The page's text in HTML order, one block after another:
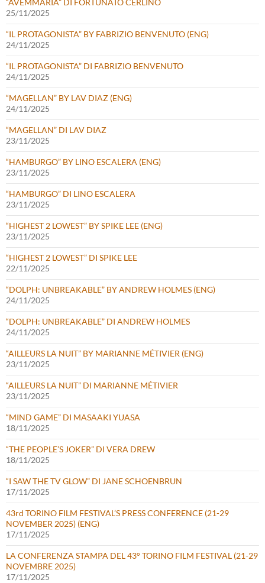
“AVEMMARIA” DI FORTUNATO CERLINO
25/11/2025
“IL PROTAGONISTA” BY FABRIZIO BENVENUTO (ENG)
24/11/2025
“IL PROTAGONISTA” DI FABRIZIO BENVENUTO
24/11/2025
“MAGELLAN” BY LAV DIAZ (ENG)
24/11/2025
“MAGELLAN” DI LAV DIAZ
23/11/2025
“HAMBURGO” BY LINO ESCALERA (ENG)
23/11/2025
“HAMBURGO” DI LINO ESCALERA
23/11/2025
“HIGHEST 2 LOWEST” BY SPIKE LEE (ENG)
23/11/2025
“HIGHEST 2 LOWEST” DI SPIKE LEE
22/11/2025
“DOLPH: UNBREAKABLE” BY ANDREW HOLMES (ENG)
24/11/2025
“DOLPH: UNBREAKABLE” DI ANDREW HOLMES
24/11/2025
“AILLEURS LA NUIT” BY MARIANNE MÉTIVIER (ENG)
23/11/2025
“AILLEURS LA NUIT” DI MARIANNE MÉTIVIER
23/11/2025
“MIND GAME” DI MASAAKI YUASA
18/11/2025
“THE PEOPLE’S JOKER” DI VERA DREW
18/11/2025
“I SAW THE TV GLOW” DI JANE SCHOENBRUN
17/11/2025
43rd TORINO FILM FESTIVAL’S PRESS CONFERENCE (21-29
NOVEMBER 2025) (ENG)
17/11/2025
LA CONFERENZA STAMPA DEL 43° TORINO FILM FESTIVAL (21-29
NOVEMBRE 2025)
17/11/2025